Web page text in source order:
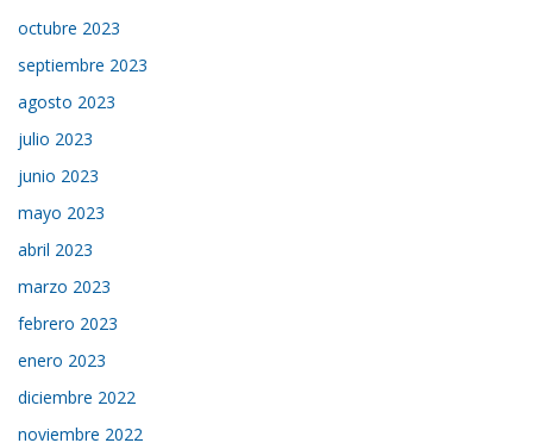
octubre 2023
septiembre 2023
agosto 2023
julio 2023
junio 2023
mayo 2023
abril 2023
marzo 2023
febrero 2023
enero 2023
diciembre 2022
noviembre 2022